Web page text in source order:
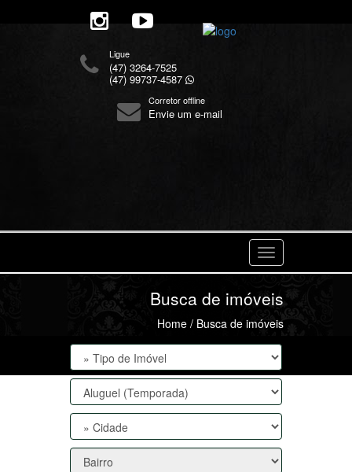
Ligue
(47) 3264-7525
(47) 99737-4587
Corretor offline
Envie um e-mail
Navegaçåo
Busca de imóveis
Home / Busca de imóveis